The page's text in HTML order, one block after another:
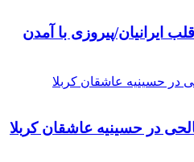
ایرانیان/پیروزی با آمدن
در حسینیه عاشقان کربلا